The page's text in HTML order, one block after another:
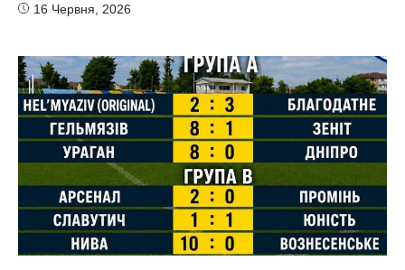
16 Червня, 2026